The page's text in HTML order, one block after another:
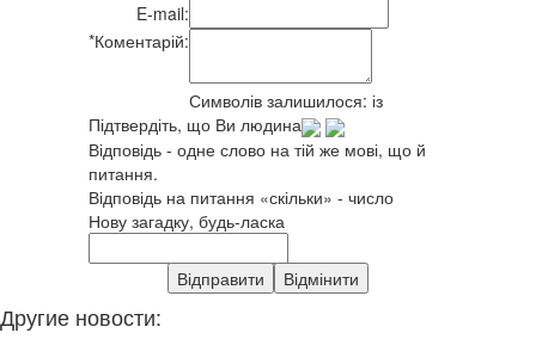
E-mail:
*Коментарій:
Символів залишилося: із
Підтвердіть, що Ви людина
Відповідь - одне слово на тій же мові, що й
питання.
Відповідь на питання «скільки» - число
Нову загадку, будь-ласка
Другие новости: